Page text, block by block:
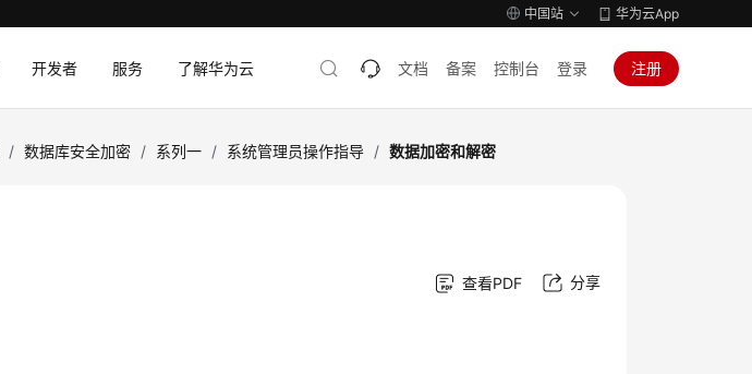
中国站 华为云App
开发者 服务 了解华为云 文档 备案 控制台 登录 注册
/ 数据库安全加密 / 系列一 / 系统管理员操作指导 / 数据加密和解密
查看PDF 分享